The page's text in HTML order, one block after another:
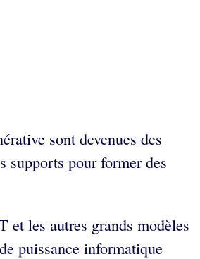
sont devenues des
supports pour former des
et les autres grands modèles
puissance informatique